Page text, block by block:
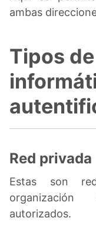
ambas
Tipos
Red privada
Estas son
autorizados.